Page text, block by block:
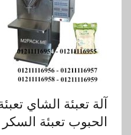
آلة تعبئة الشاي
الحبوب تعبئة السكر